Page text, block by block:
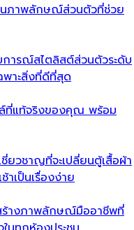
ภาพลักษณ์ส่วนตัวที่ช่วย
การณ์สไตลิสต์ส่วนตัวระดับ
พาะสิ่งที่ดีที่สุด
ที่แท้จริงของคุณ พร้อม
ชี่ยวชาญที่จะเปลี่ยนตู้เสื้อผ้า
าเป็นเรื่องง่าย
างภาพลักษณ์มืออาชีพที่